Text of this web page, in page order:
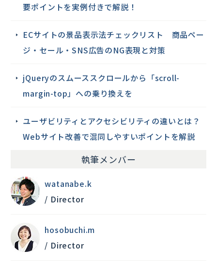
要ポイントを実例付きで解説！
ECサイトの景品表示法チェックリスト 商品ペー
ジ・セール・SNS広告のNG表現と対策
jQueryのスムーススクロールから「scroll-
margin-top」への乗り換えを
ユーザビリティとアクセシビリティの違いとは？
Webサイト改善で混同しやすいポイントを解説
執筆メンバー
watanabe.k
/ Director
hosobuchi.m
/ Director